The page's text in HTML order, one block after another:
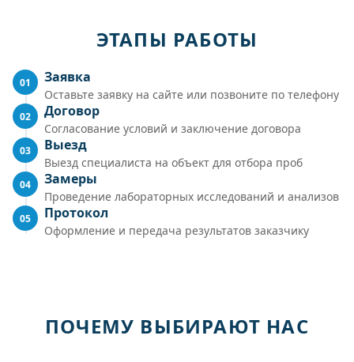
ЭТАПЫ РАБОТЫ
01 Заявка
Оставьте заявку на сайте или позвоните по телефону
02 Договор
Согласование условий и заключение договора
03 Выезд
Выезд специалиста на объект для отбора проб
04 Замеры
Проведение лабораторных исследований и анализов
05 Протокол
Оформление и передача результатов заказчику
ПОЧЕМУ ВЫБИРАЮТ НАС